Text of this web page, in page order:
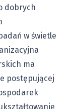
dobrych
w świetle
ma
postępującej